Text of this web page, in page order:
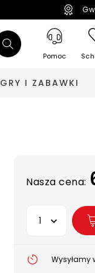
Pomoc
GRY I ZABAWKI
Nasza cena:
Wybierz opcję
Wysyłamy